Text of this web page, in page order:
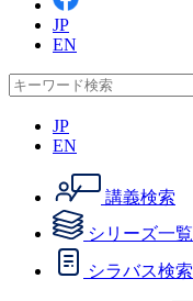
JP
EN
JP
EN
講義検索
シリーズ一覧
シラバス検索